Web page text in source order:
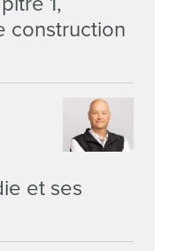
construction
et ses